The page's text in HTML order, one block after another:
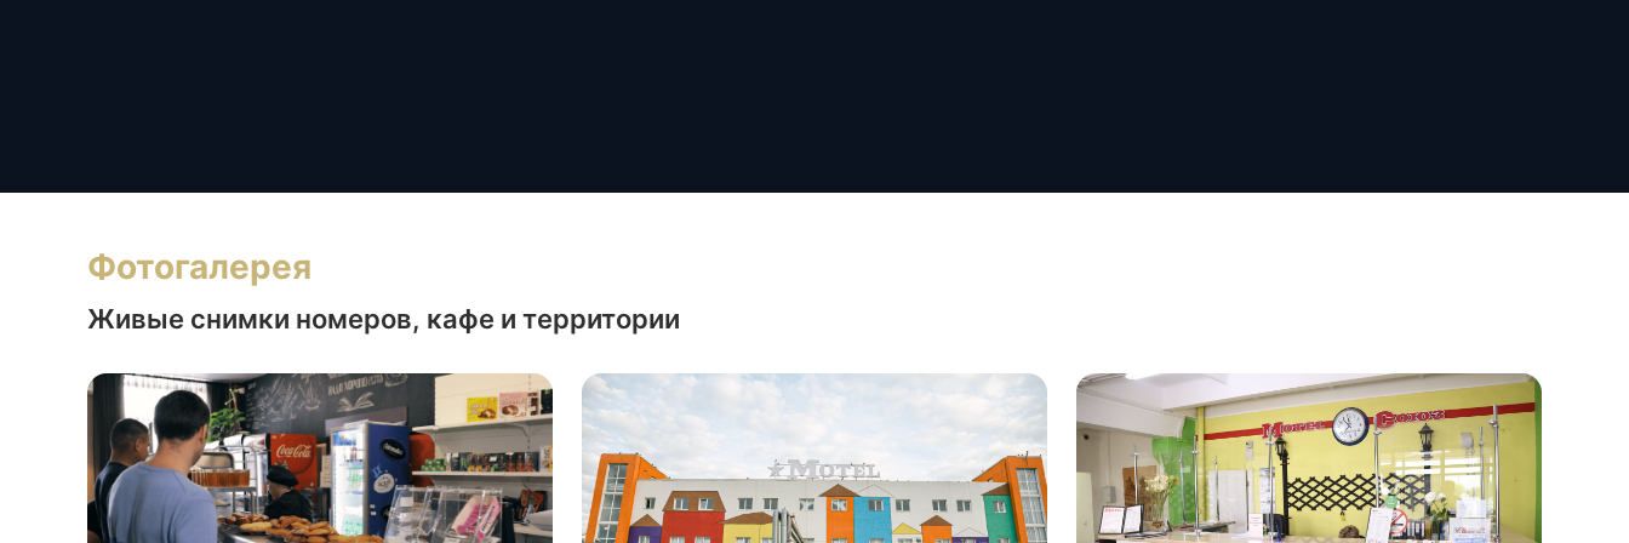
Фотогалерея
Живые снимки номеров, кафе и территории